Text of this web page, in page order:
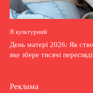
Я культурний
День матері 2026: Як
яке збере тисячі
Реклама